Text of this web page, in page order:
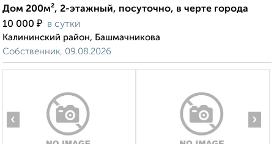
Дом 200м², 2-этажный, посуточно, в черте города
10 000 ₽ в сутки
Калининский район, Башмачникова
Собственник, 09.08.2026
‹ ›